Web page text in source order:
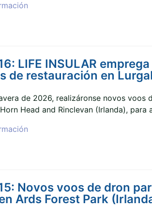
LIFE INSULAR
de restauración en
de 2026, realizáronse novos
Head and Rinclevan (Irlanda),
Novos voos de dron
Ards Forest Park